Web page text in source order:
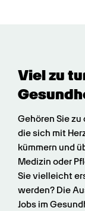
Viel zu
Gehören Sie
die sich mit
kümmern und
Medizin oder
Sie vielleicht
werden? Die
Jobs im